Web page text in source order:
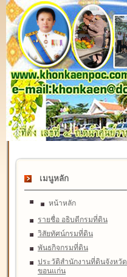
เมนูหลัก
หน้าหลัก
รายชื่อ อธิบดีกรมที่ดิน
วิสัยทัศน์กรมที่ดิน
พันธกิจกรมที่ดิน
ประวัติสำนักงานที่ดินจังหวัด
ขอนแก่น